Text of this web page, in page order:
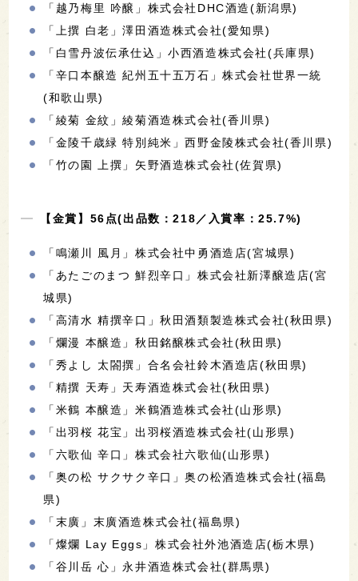
「越乃梅里 吟醸」株式会社DHC酒造(新潟県)
「上撰 白老」澤田酒造株式会社(愛知県)
「白雪丹波伝承仕込」小西酒造株式会社(兵庫県)
「辛口本醸造 紀州五十五万石」株式会社世界一統
(和歌山県)
「綾菊 金紋」綾菊酒造株式会社(香川県)
「金陵千歳緑 特別純米」西野金陵株式会社(香川県)
「竹の園 上撰」矢野酒造株式会社(佐賀県)
【金賞】56点(出品数：218／入賞率：25.7%)
「鳴瀬川 風月」株式会社中勇酒造店(宮城県)
「あたごのまつ 鮮烈辛口」株式会社新澤醸造店(宮
城県)
「高清水 精撰辛口」秋田酒類製造株式会社(秋田県)
「爛漫 本醸造」秋田銘醸株式会社(秋田県)
「秀よし 太閤撰」合名会社鈴木酒造店(秋田県)
「精撰 天寿」天寿酒造株式会社(秋田県)
「米鶴 本醸造」米鶴酒造株式会社(山形県)
「出羽桜 花宝」出羽桜酒造株式会社(山形県)
「六歌仙 辛口」株式会社六歌仙(山形県)
「奥の松 サクサク辛口」奥の松酒造株式会社(福島
県)
「末廣」末廣酒造株式会社(福島県)
「燦爛 Lay Eggs」株式会社外池酒造店(栃木県)
「谷川岳 心」永井酒造株式会社(群馬県)